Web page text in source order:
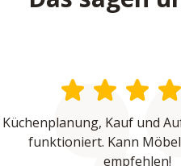
Küchenplanung, Kauf und
funktioniert. Kann
empfehlen!